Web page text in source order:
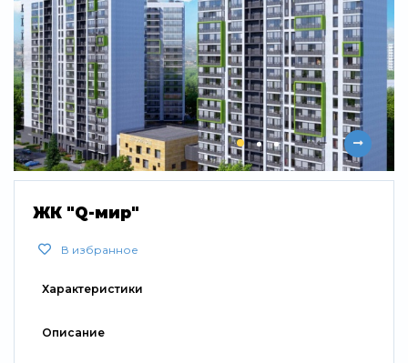
Черный список ЖК
Рекламодателям
Политика конфиденциальности
Карта сайта
ЖК "Q-мир"
В избранное
Характеристики
Описание